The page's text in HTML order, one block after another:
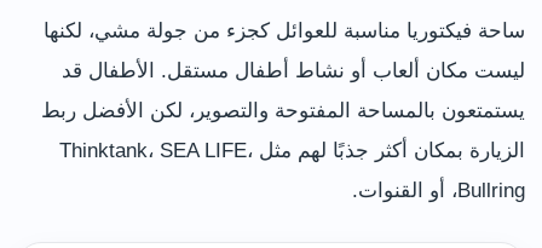
ساحة فيكتوريا مناسبة للعوائل كجزء من جولة مشي، لكنها
ليست مكان ألعاب أو نشاط أطفال مستقل. الأطفال قد
يستمتعون بالمساحة المفتوحة والتصوير، لكن الأفضل ربط
الزيارة بمكان أكثر جذبًا لهم مثل Thinktank، SEA LIFE،
Bullring، أو القنوات.